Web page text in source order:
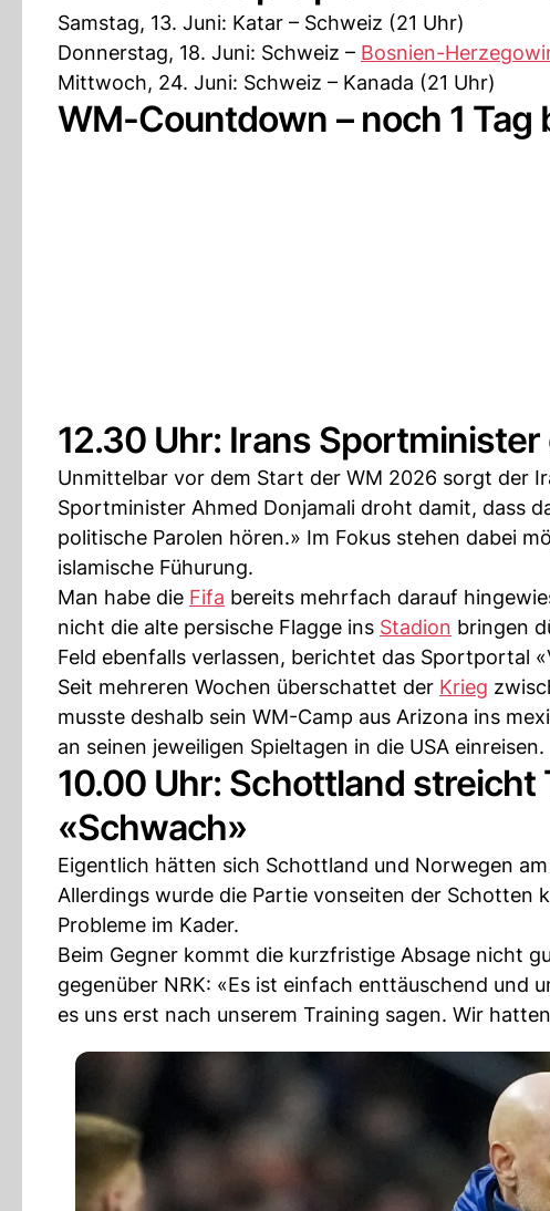
Samstag, 13. Juni: Katar – Schweiz (21 Uhr)
Donnerstag, 18. Juni: Schweiz – Bosnien-
Mittwoch, 24. Juni: Schweiz – Kanada (21 Uhr)
WM-Countdown – noch 1
12.30 Uhr: Irans
Unmittelbar vor dem Start der WM 2026 sorgt der
Sportminister Ahmed Donjamali droht damit, dass
politische Parolen hören.» Im Fokus stehen dabei
islamische Fühurung.
Man habe die Fifa bereits mehrfach darauf
nicht die alte persische Flagge ins Stadion bringen
Feld ebenfalls verlassen, berichtet das Sportportal
Seit mehreren Wochen überschattet der Krieg
musste deshalb sein WM-Camp aus Arizona ins
an seinen jeweiligen Spieltagen in die USA einreisen.
10.00 Uhr: Schottland streicht
«Schwach»
Eigentlich hätten sich Schottland und Norwegen
Allerdings wurde die Partie vonseiten der Schotten
Probleme im Kader.
Beim Gegner kommt die kurzfristige Absage nicht
gegenüber NRK: «Es ist einfach enttäuschend und
es uns erst nach unserem Training sagen. Wir